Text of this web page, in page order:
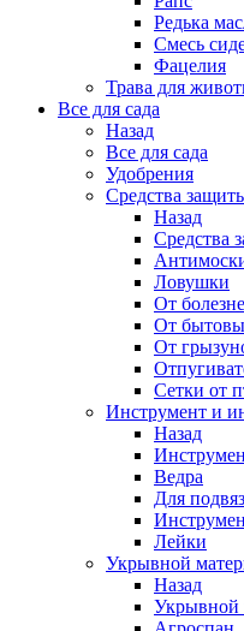
Редька
Смесь
Фацелия
Трава для
Все для сада
Назад
Все для сада
Удобрения
Средства
Назад
Средства
Ловушки
От
От
От
Сетки от
Инструмент и
Назад
Ведра
Для
Лейки
Укрывной
Назад
Укрывной